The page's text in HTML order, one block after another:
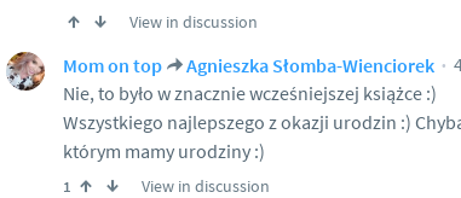
View in discussion
Mom on top Agnieszka Słomba-Wienciorek
Nie, to było w znacznie wcześniejszej książce :)
Wszystkiego najlepszego z okazji urodzin :)
którym mamy urodziny :)
1 View in discussion